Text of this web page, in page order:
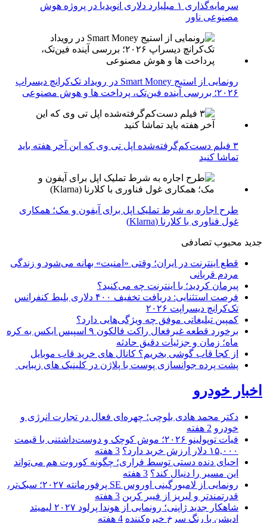
سرمایه‌گذاری ۱ میلیارد دلاری انویدیا در پروژه هوش
مصنوعی ناور
رونمایی از استیج Smart Money در رویداد تک‌کرانچ دیسراپ
۲۰۲۶؛ بررسی آینده فین‌تک، پرداخت‌ ها و هوش مصنوعی
۳ فیلم دست‌کم‌گرفته‌شده اپل تی وی که این آخر هفته باید
تماشا کنید
طرح اجاره به شرط تملیک اپل برای آیفون و مک؛ همکاری
غول فناوری با کلارنا (Klarna)
جدید محبوب تصادفی
قطع اینترنت در ایران؛ وقتی «امنیت» بهانه می‌شود و زندگی
مردم قربانی
پیرمان کردید؛ با اینترنت چه می‌کنید؟
فرصت استثنایی: دریافت تخفیف ۴۰۰ دلاری بلیط کنفرانس
تک‌کرانچ دیسراپت ۲۰۲۶
کمپین تبلیغاتی موفق چه ویژگی‌هایی دارد؟
برخورد قطعه غیرفعال راکت فالکون ۹ اسپیس ایکس به کره
ماه؛ زمان و جزئیات دقیق حادثه
از کجا قاب گوشی بخریم؟ کانال های خرید قاب موبایل
پشت پرده جوانسازی پوست با پلاژن در کلینیک های زیبایی
اخبار خودرو
دکتر محمد هادی بلوچی؛ چهره‌ای فعال در تجارت انرژی و
خودرو 2 هفته
فیات توپولینو ۲۰۲۶؛ موش کوچک و دوست‌داشتنی با قیمت
۱۵,۰۰۰ دلار ارزش خرید دارد؟
3 هفته
احیای دنده دستی توسط فراری؛ چگونه کوروت هم می‌تواند
این مسیر را دنبال کند؟ 3 هفته
رونمایی از لامبورگینی اوروس SE پرفورمانته ۲۰۲۷؛ سبک‌تر،
قدرتمندتر و لبریز از فیبر کربن 3 هفته
شاهکار جدید ژاپنی؛ رونمایی از هوندا پرلود ۲۰۲۷ لیمیتد
ادیشن با رنگ سرخ خیره‌کننده 4 هفته